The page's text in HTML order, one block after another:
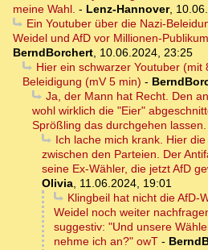
meine Wahl. - Lenz-Hannover,
Ein Youtuber über die Nazi-
Weidel und AfD vor Millionen-
BerndBorchert, 10.06.2024, 23:25
Hier ein schwarzer Youtuber (mit
Beleidigung (mV 5 min) -
Ja, der Mann hat Recht. Den
wohl wirklich die "Eier"
Sprößling das durchgehen lassen.
Ich lache mich krank. Hier
zwischen den Parteien. Der
seine Ex-Wähler, die jetzt AfD
Olivia, 11.06.2024, 19:01
Klingbeil hat nicht die AfD-
Weidel noch weiter
suggestiv: "Und unsere
nehme ich an?" owT -